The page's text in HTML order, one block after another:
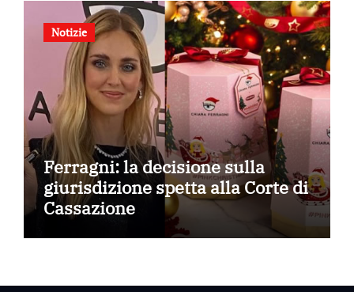
Notizie
Ferragni: la decisione sulla
giurisdizione spetta alla Corte di
Cassazione